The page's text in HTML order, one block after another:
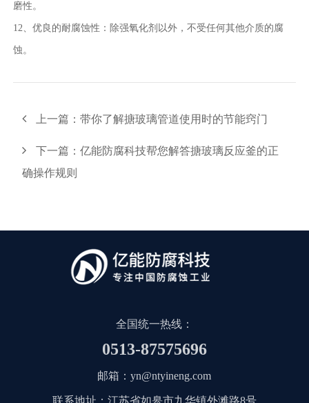
磨性。
12、优良的耐腐蚀性：除强氧化剂以外，不受任何其他介质的腐
蚀。
上一篇： 带你了解搪玻璃管道使用时的节能窍门
下一篇： 亿能防腐科技帮您解答搪玻璃反应釜的正
确操作规则
全国统一热线：
0513-87575696
邮箱：yn@ntyineng.com
联系地址：江苏省如皋市九华镇外滩路8号